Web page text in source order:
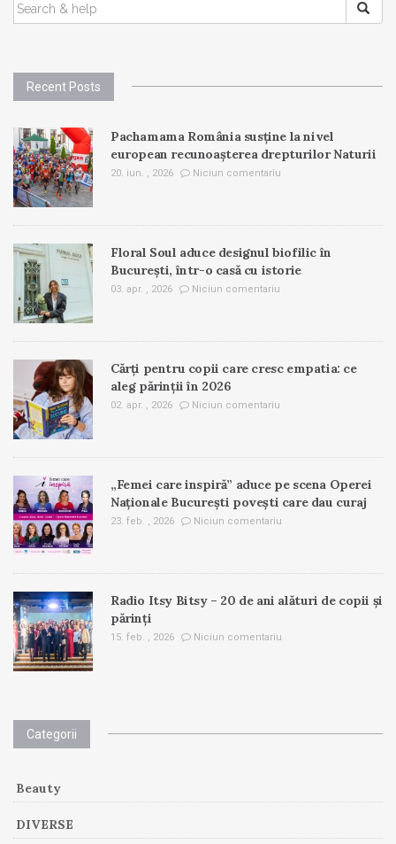
FOR:
Recent Posts
Pachamama România susține la nivel
european recunoașterea drepturilor Naturii
20. iun. , 2026 Niciun comentariu
Floral Soul aduce designul biofilic în
București, într-o casă cu istorie
03. apr. , 2026 Niciun comentariu
Cărți pentru copii care cresc empatia: ce
aleg părinții în 2026
02. apr. , 2026 Niciun comentariu
„Femei care inspiră” aduce pe scena Operei
Naționale București povești care dau curaj
23. feb. , 2026 Niciun comentariu
Radio Itsy Bitsy – 20 de ani alături de copii și
părinți
15. feb. , 2026 Niciun comentariu
Categorii
Beauty
DIVERSE